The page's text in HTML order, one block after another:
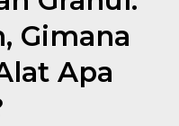
Gimana
Apa